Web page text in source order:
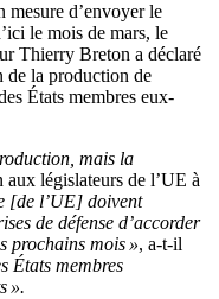
mesure d’envoyer le
le mois de mars, le
Thierry Breton a déclaré
de la production de
États membres eux-
mais la
législateurs de l’UE à
[de l’UE] doivent
de défense d’accorder
prochains mois », a-t-il
États membres
».